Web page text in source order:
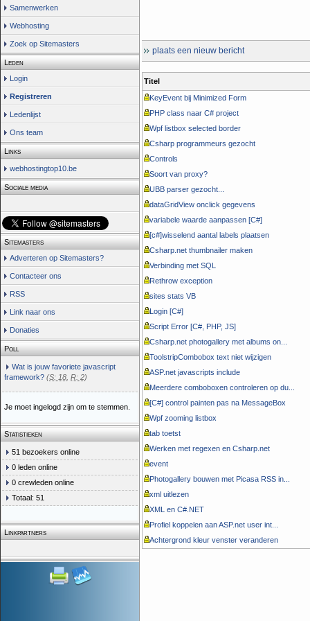
Samenwerken
Webhosting
Zoek op Sitemasters
Leden
Login
Registreren
Ledenlijst
Ons team
Links
webhostingtop10.be
Sociale media
Sitemasters
Adverteren op Sitemasters?
Contacteer ons
RSS
Link naar ons
Donaties
Poll
Wat is jouw favoriete javascript
framework? (S: 18 R: 2)
Je moet ingelogd zijn om te stemmen.
Statistieken
51 bezoekers online
0 leden online
0 crewleden online
Totaal: 51
Linkpartners
plaats een nieuw bericht
Titel
KeyEvent bij Minimized Form
PHP class naar C# project
Wpf listbox selected border
Csharp programmeurs gezocht
Controls
Soort van proxy?
UBB parser gezocht...
dataGridView onclick gegevens
variabele waarde aanpassen [C#]
[c#]wisselend aantal labels plaatsen
Csharp.net thumbnailer maken
Verbinding met SQL
Rethrow exception
sites stats VB
Login [C#]
Script Error [C#, PHP, JS]
Csharp.net photogallery met albums on...
ToolstripCombobox text niet wijzigen
ASP.net javascripts include
Meerdere comboboxen controleren op du...
[C#] control painten pas na MessageBox
Wpf zooming listbox
tab toetst
Werken met regexen en Csharp.net
event
Photogallery bouwen met Picasa RSS in...
xml uitlezen
XML en C#.NET
Profiel koppelen aan ASP.net user int...
Achtergrond kleur venster veranderen